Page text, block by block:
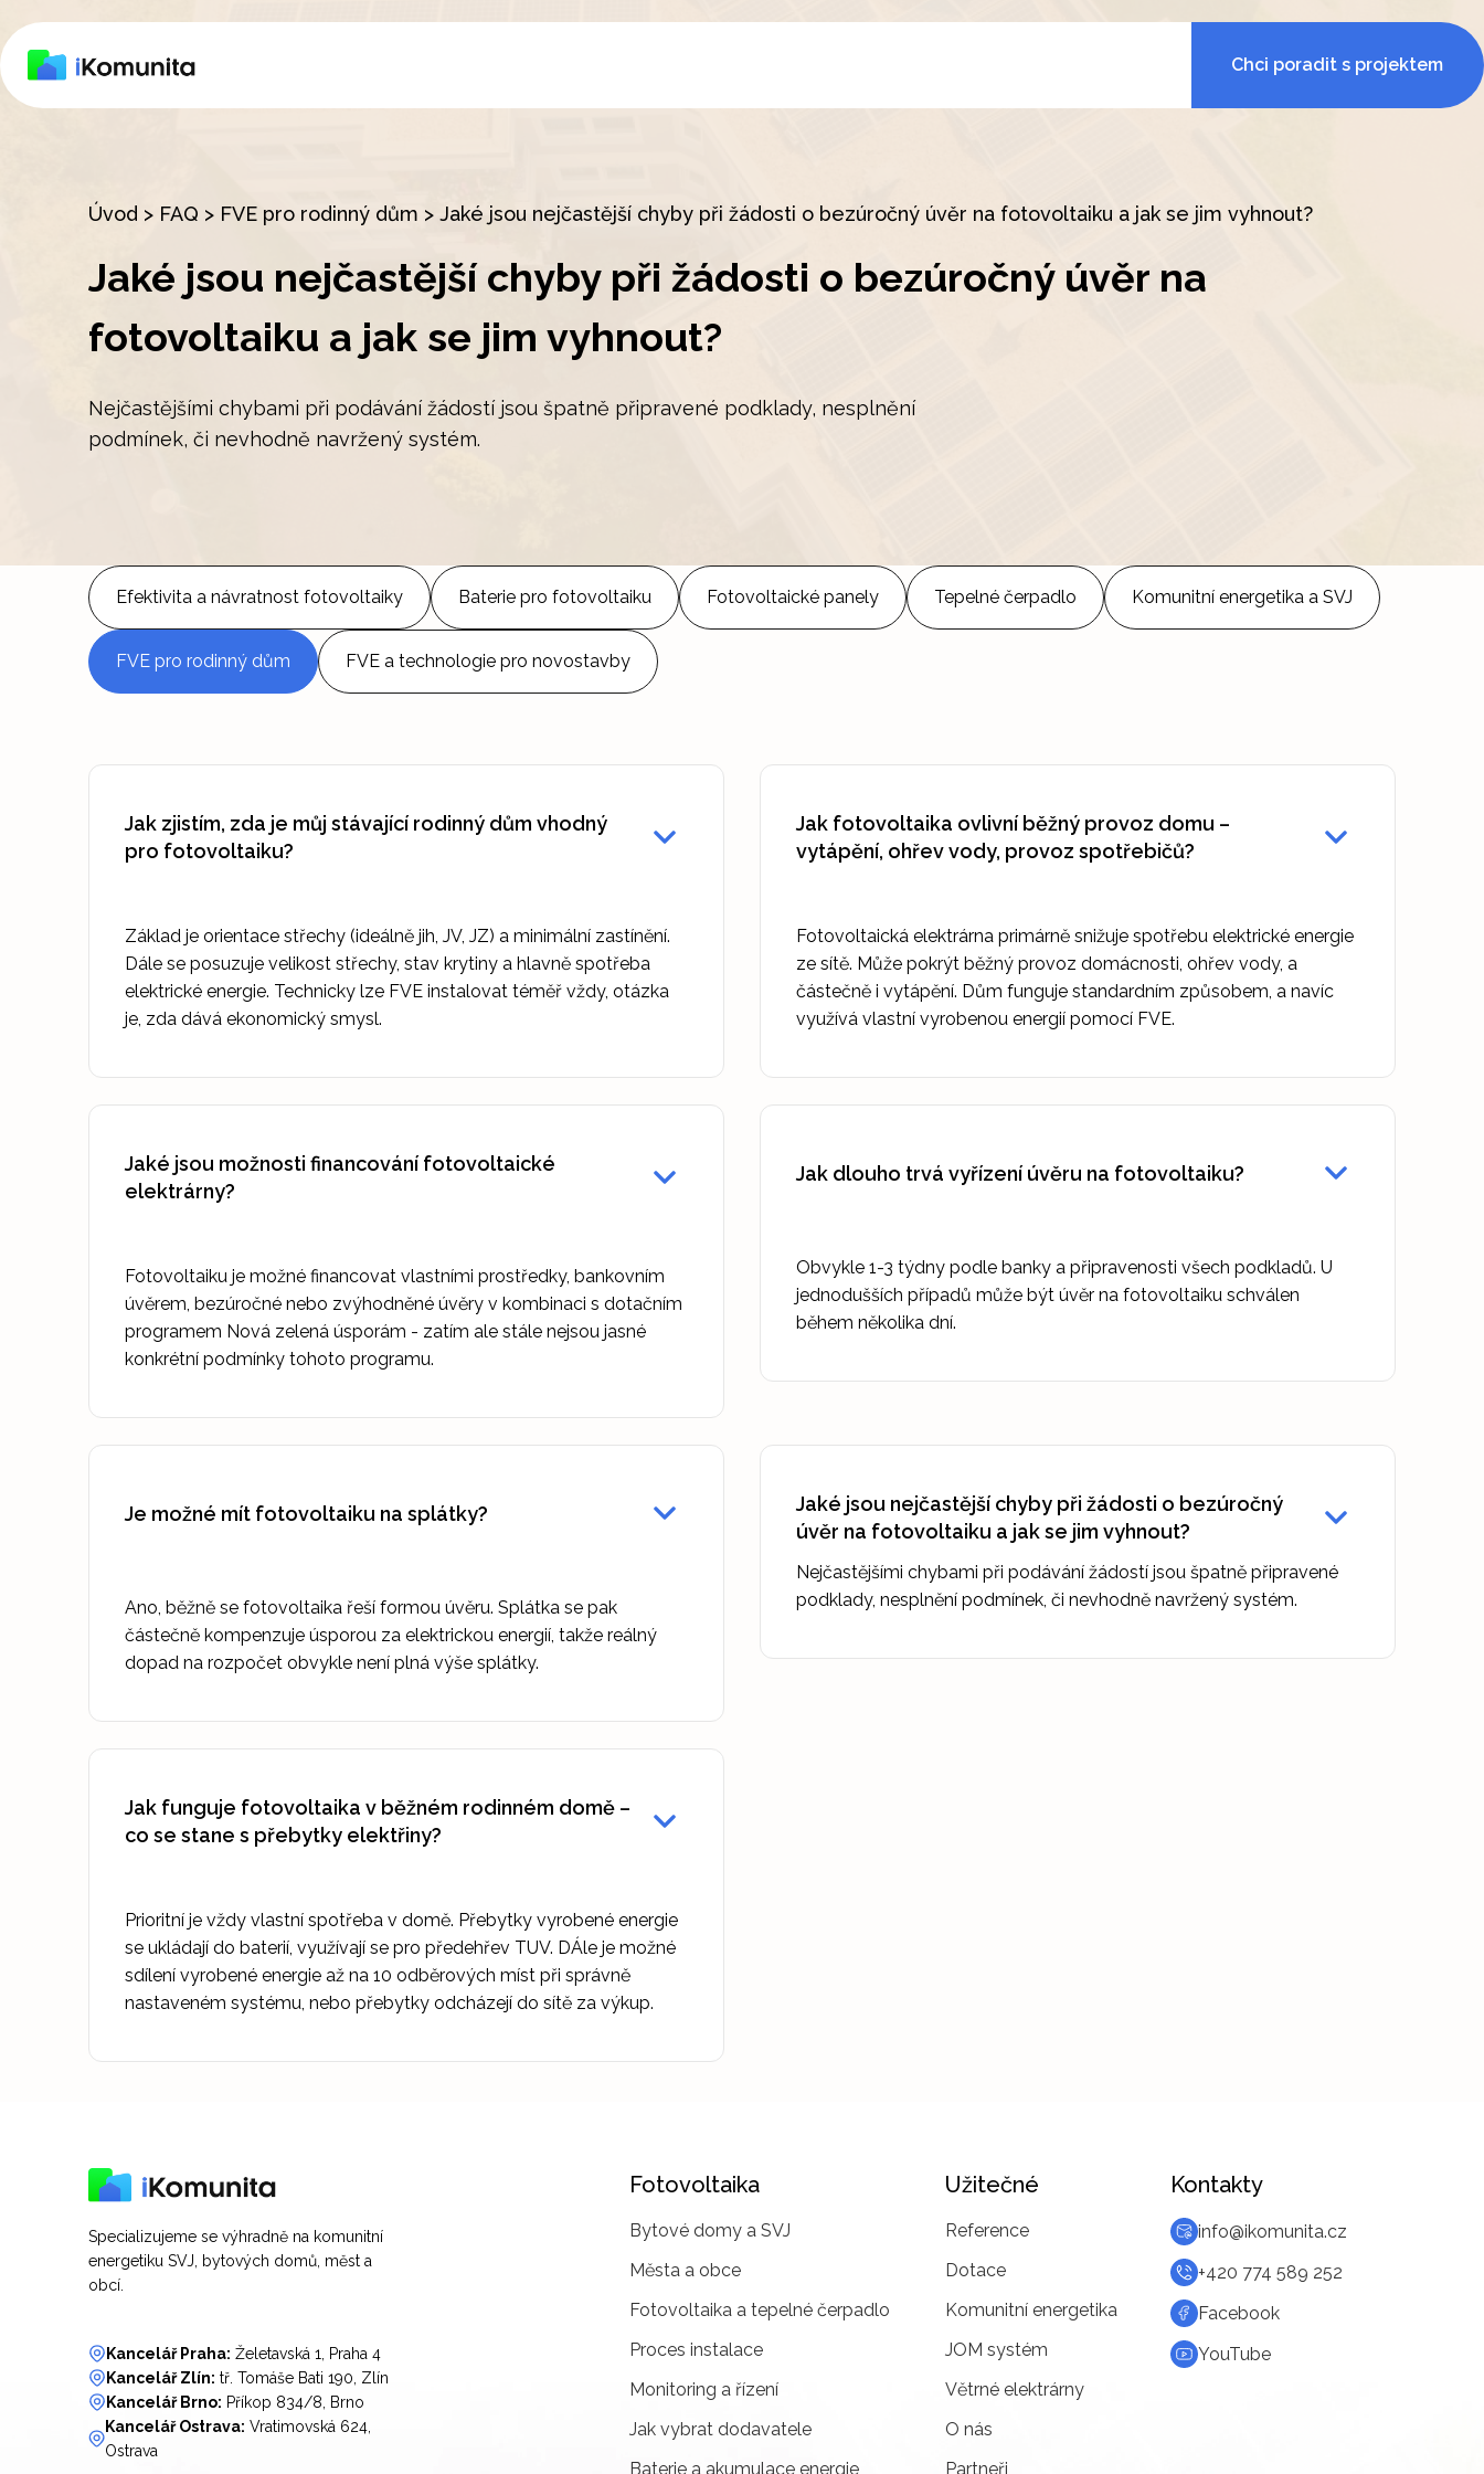
Chci poradit s projektem
Úvod > FAQ > FVE pro rodinný dům > Jaké jsou nejčastější chyby při žádosti o bezúročný úvěr na fotovoltaiku a jak se jim vyhnout?
Jaké jsou nejčastější chyby při žádosti o bezúročný úvěr na
fotovoltaiku a jak se jim vyhnout?
Nejčastějšími chybami při podávání žádostí jsou špatně připravené podklady, nesplnění
podmínek, či nevhodně navržený systém.
Efektivita a návratnost fotovoltaiky Baterie pro fotovoltaiku Fotovoltaické panely Tepelné čerpadlo Komunitní energetika a SVJ
FVE pro rodinný dům FVE a technologie pro novostavby
Jak zjistím, zda je můj stávající rodinný dům vhodný
pro fotovoltaiku?
Základ je orientace střechy (ideálně jih, JV, JZ) a minimální zastínění.
Dále se posuzuje velikost střechy, stav krytiny a hlavně spotřeba
elektrické energie. Technicky lze FVE instalovat téměř vždy, otázka
je, zda dává ekonomický smysl.
Jak fotovoltaika ovlivní běžný provoz domu –
vytápění, ohřev vody, provoz spotřebičů?
Fotovoltaická elektrárna primárně snižuje spotřebu elektrické energie
ze sítě. Může pokrýt běžný provoz domácnosti, ohřev vody, a
částečně i vytápění. Dům funguje standardním způsobem, a navíc
využívá vlastní vyrobenou energií pomocí FVE.
Jaké jsou možnosti financování fotovoltaické
elektrárny?
Fotovoltaiku je možné financovat vlastními prostředky, bankovním
úvěrem, bezúročné nebo zvýhodněné úvěry v kombinaci s dotačním
programem Nová zelená úsporám - zatím ale stále nejsou jasné
konkrétní podmínky tohoto programu.
Jak dlouho trvá vyřízení úvěru na fotovoltaiku?
Obvykle 1-3 týdny podle banky a připravenosti všech podkladů. U
jednodušších případů může být úvěr na fotovoltaiku schválen
během několika dní.
Je možné mít fotovoltaiku na splátky?
Ano, běžně se fotovoltaika řeší formou úvěru. Splátka se pak
částečně kompenzuje úsporou za elektrickou energií, takže reálný
dopad na rozpočet obvykle není plná výše splátky.
Jaké jsou nejčastější chyby při žádosti o bezúročný
úvěr na fotovoltaiku a jak se jim vyhnout?
Nejčastějšími chybami při podávání žádostí jsou špatně připravené
podklady, nesplnění podmínek, či nevhodně navržený systém.
Jak funguje fotovoltaika v běžném rodinném domě –
co se stane s přebytky elektřiny?
Prioritní je vždy vlastní spotřeba v domě. Přebytky vyrobené energie
se ukládají do baterií, využívají se pro předehřev TUV. DÁle je možné
sdílení vyrobené energie až na 10 odběrových míst při správně
nastaveném systému, nebo přebytky odcházejí do sítě za výkup.
Specializujeme se výhradně na komunitní
energetiku SVJ, bytových domů, měst a
obcí.
Kancelář Praha: Želetavská 1, Praha 4
Kancelář Zlín: tř. Tomáše Bati 190, Zlín
Kancelář Brno: Příkop 834/8, Brno
Kancelář Ostrava: Vratimovská 624,
Ostrava
Fotovoltaika
Bytové domy a SVJ
Města a obce
Fotovoltaika a tepelné čerpadlo
Proces instalace
Monitoring a řízení
Jak vybrat dodavatele
Baterie a akumulace energie
Užitečné
Reference
Dotace
Komunitní energetika
JOM systém
Větrné elektrárny
O nás
Partneři
Kontakty
info@ikomunita.cz
+420 774 589 252
Facebook
YouTube